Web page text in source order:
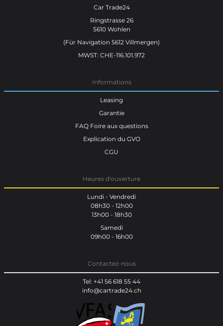
Car Trade24
Ringstrasse 26
5610 Wohlen
(Für Navigation 5612 Villmergen)
MWST: CHE-116.101.972
Informations
Leasing
Garantie
FAQ Foire aux questions
Explication du GVO
CGU
Heures d'ouverture
Lundi - Vendredi
08h30 - 12h00
13h00 - 18h30
Samedi
09h00 - 16h00
Contactez-nous
Tel: +41 56 618 55 44
info@cartrade24.ch